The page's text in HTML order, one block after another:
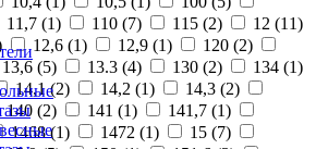
11,7 (1) 110 (7) 115 (2) 12 (11)
12,6 (1) 12,9 (1) 120 (2)
13,6 (5) 13.3 (4) 130 (2) 134 (1)
14,1 (2) 14,2 (1) 14,3 (2)
140 (2) 141 (1) 141,7 (1)
1468 (1) 1472 (1) 15 (7)